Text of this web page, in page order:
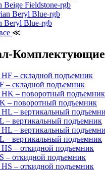
Beige Fieldstone-rgb
Beryl Blue-rgb
≪
Комплектующие
– складной подъемник
– поворотный подъемник
– вертикальный подъемник
– вертикальный подъемник
– откидной подъемник